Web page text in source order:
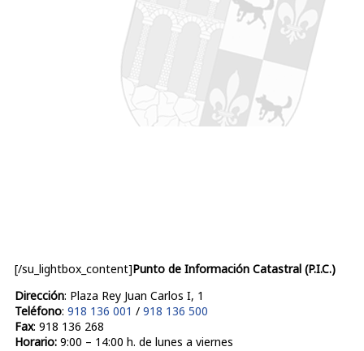
[/su_lightbox_content]Punto de Información Catastral (P.I.C.)
Dirección: Plaza Rey Juan Carlos I, 1
Teléfono: 918 136 001 / 918 136 500
Fax: 918 136 268
Horario: 9:00 – 14:00 h. de lunes a viernes